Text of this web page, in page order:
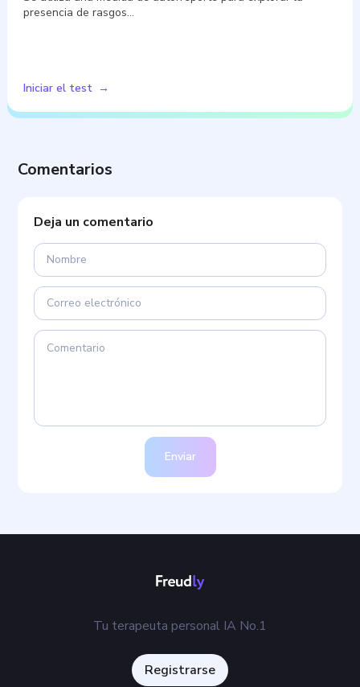
presencia de rasgos…
Iniciar el test
Comentarios
Deja un comentario
Enviar
Tu terapeuta personal IA No.1
Registrarse